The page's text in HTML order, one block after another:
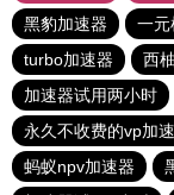
黑豹加速器
一元
turbo加速器
西
加速器试用两小时
永久不收费的vp加
蚂蚁npv加速器